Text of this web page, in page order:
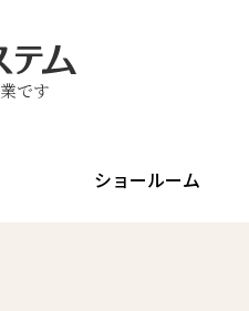
です
ショールーム